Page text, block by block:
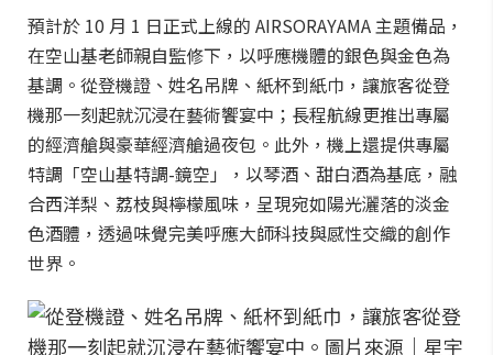
預計於 10 月 1 日正式上線的 AIRSORAYAMA 主題備品，
在空山基老師親自監修下，以呼應機體的銀色與金色為
基調。從登機證、姓名吊牌、紙杯到紙巾，讓旅客從登
機那一刻起就沉浸在藝術饗宴中；長程航線更推出專屬
的經濟艙與豪華經濟艙過夜包。此外，機上還提供專屬
特調「空山基特調-鏡空」，以琴酒、甜白酒為基底，融
合西洋梨、荔枝與檸檬風味，呈現宛如陽光灑落的淡金
色酒體，透過味覺完美呼應大師科技與感性交織的創作
世界。